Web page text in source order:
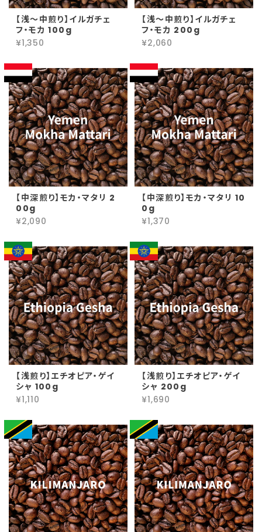
【浅～中煎り】イルガチェ
フ・モカ 100g
¥1,350
【浅～中煎り】イルガチェ
フ・モカ 200g
¥2,060
【中深煎り】モカ・マタリ 2
00g
¥2,090
【中深煎り】モカ・マタリ 10
0g
¥1,370
【浅煎り】エチオピア・ゲイ
シャ 100g
¥1,110
【浅煎り】エチオピア・ゲイ
シャ 200g
¥1,690